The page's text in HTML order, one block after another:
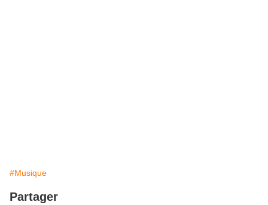
#Musique
Partager